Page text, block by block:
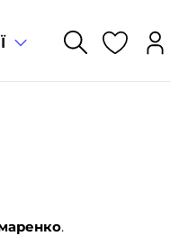
кошику немає товарів.
.